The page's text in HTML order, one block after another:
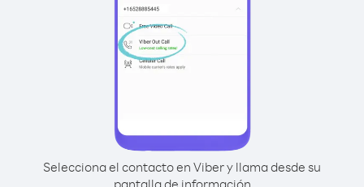
Selecciona el contacto en Viber y llama desde su
pantalla de información